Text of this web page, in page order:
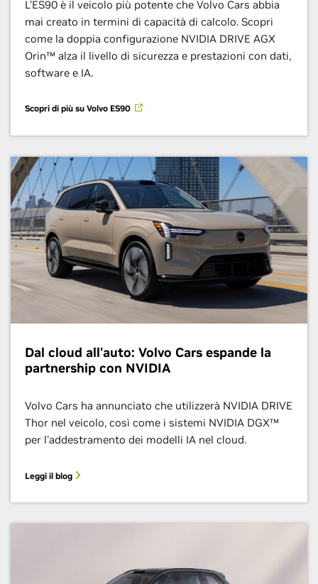
L’ES90 è il veicolo più potente che Volvo Cars abbia
mai creato in termini di capacità di calcolo. Scopri
come la doppia configurazione NVIDIA DRIVE AGX
Orin™ alza il livello di sicurezza e prestazioni con dati,
software e IA.
Scopri di più su Volvo ES90
Dal cloud all'auto: Volvo Cars espande la
partnership con NVIDIA
Volvo Cars ha annunciato che utilizzerà NVIDIA DRIVE
Thor nel veicolo, così come i sistemi NVIDIA DGX™
per l'addestramento dei modelli IA nel cloud.
Leggi il blog